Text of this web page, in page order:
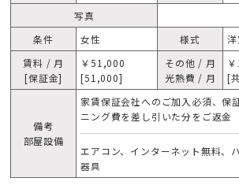
写真
条件
女性 様式
洋
賃料 / 月
[保証金]
￥51,000
[51,000]
その他 / 月
光熱費 / 月
[
備考
部屋設備
家賃保証会社へのご加入必須、保
ニング費を差し引いた分をご返金
エアコン、インターネット無料、
器具